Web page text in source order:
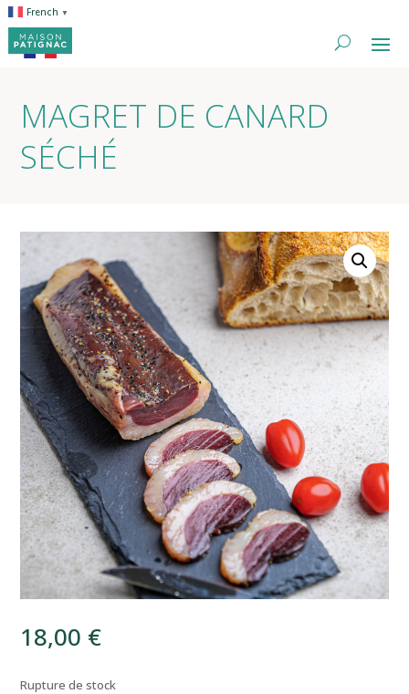
French ▼
MAGRET DE CANARD
SÉCHÉ
18,00 €
Rupture de stock